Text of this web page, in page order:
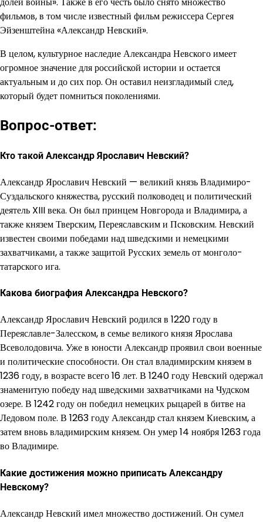
фильмов, в том числе известный фильм режиссера Сергея
Эйзенштейна «Александр Невский».
В целом, культурное наследие Александра Невского имеет
огромное значение для российской истории и остается
актуальным и до сих пор. Он оставил неизгладимый след,
который будет помниться поколениями.
Вопрос-ответ:
Кто такой Александр Ярославич Невский?
Александр Ярославич Невский — великий князь Владимиро-
Суздальского княжества, русский полководец и политический
деятель XIII века. Он был принцем Новгорода и Владимира, а
также князем Тверским, Переяславским и Псковским. Невский
известен своими победами над шведскими и немецкими
захватчиками, а также защитой Русских земель от монголо-
татарского ига.
Какова биография Александра Невского?
Александр Ярославич Невский родился в 1220 году в
Переяславле-Залесском, в семье великого князя Ярослава
Всеволодовича. Уже в юности Александр проявил свои военные
и политические способности. Он стал владимирским князем в
1236 году, в возрасте всего 16 лет. В 1240 году Невский одержал
знаменитую победу над шведскими захватчиками на Чудском
озере. В 1242 году он победил немецких рыцарей в битве на
Ледовом поле. В 1263 году Александр стал князем Киевским, а
затем вновь владимирским князем. Он умер 14 ноября 1263 года
во Владимире.
Какие достижения можно приписать Александру
Невскому?
Александр Невский имел множество достижений. Он сумел